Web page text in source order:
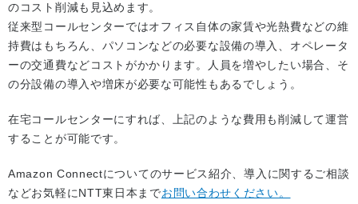
のコスト削減も見込めます。
従来型コールセンターではオフィス自体の家賃や光熱費などの維
持費はもちろん、パソコンなどの必要な設備の導入、オペレータ
ーの交通費などコストがかかります。人員を増やしたい場合、そ
の分設備の導入や増床が必要な可能性もあるでしょう。
在宅コールセンターにすれば、上記のような費用も削減して運営
することが可能です。
Amazon Connectについてのサービス紹介、導入に関するご相談
などお気軽にNTT東日本までお問い合わせください。